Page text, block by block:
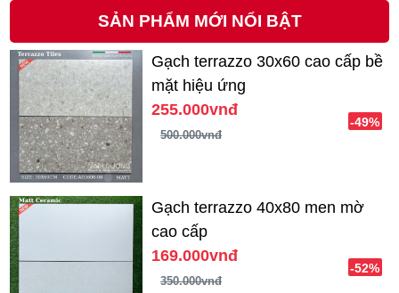
SẢN PHẨM MỚI NỔI BẬT
Gạch terrazzo 30x60 cao cấp bề
mặt hiệu ứng
255.000vnđ
500.000vnđ
-49%
Gạch terrazzo 40x80 men mờ
cao cấp
169.000vnđ
350.000vnđ
-52%